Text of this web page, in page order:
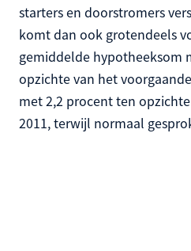
starters en doorstromers
komt dan ook grotendeels
gemiddelde hypotheeksom
opzichte van het
met 2,2 procent ten
2011, terwijl normaal